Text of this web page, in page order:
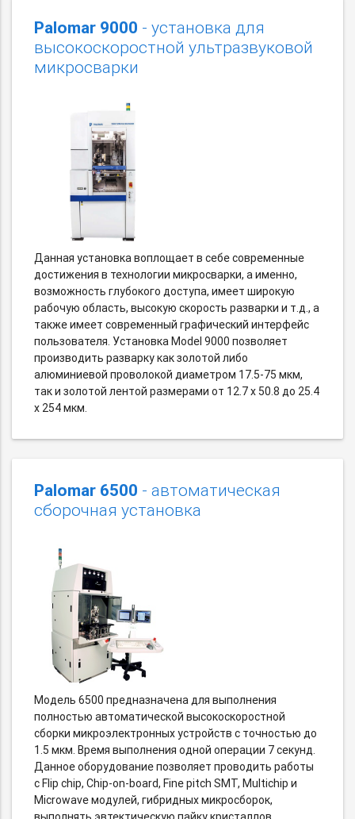
Palomar 9000 - установка для
высокоскоростной ультразвуковой
микросварки
Данная установка воплощает в себе современные
достижения в технологии микросварки, а именно,
возможность глубокого доступа, имеет широкую
рабочую область, высокую скорость разварки и т.д., а
также имеет современный графический интерфейс
пользователя. Установка Model 9000 позволяет
производить разварку как золотой либо
алюминиевой проволокой диаметром 17.5-75 мкм,
так и золотой лентой размерами от 12.7 х 50.8 до 25.4
х 254 мкм.
Palomar 6500 - автоматическая
сборочная установка
Модель 6500 предназначена для выполнения
полностью автоматической высокоскоростной
сборки микроэлектронных устройств с точностью до
1.5 мкм. Время выполнения одной операции 7 секунд.
Данное оборудование позволяет проводить работы
с Flip chip, Chip-on-board, Fine pitch SMT, Multichip и
Microwave модулей, гибридных микросборок,